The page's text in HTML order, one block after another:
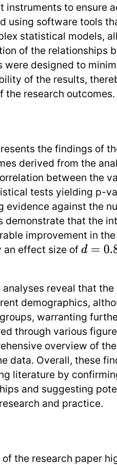
instruments to ensure
using software tools
statistical models,
of the relationships
were designed to
of the results,
research outcomes.
the findings of
derived from the
between the
tests yielding p-
evidence against the
demonstrate that the
improvement in
an effect size of d =0.8
analyses reveal that
demographics,
warranting
through various
overview of
data. Overall, these
literature by
and suggesting
and practice.
the research paper